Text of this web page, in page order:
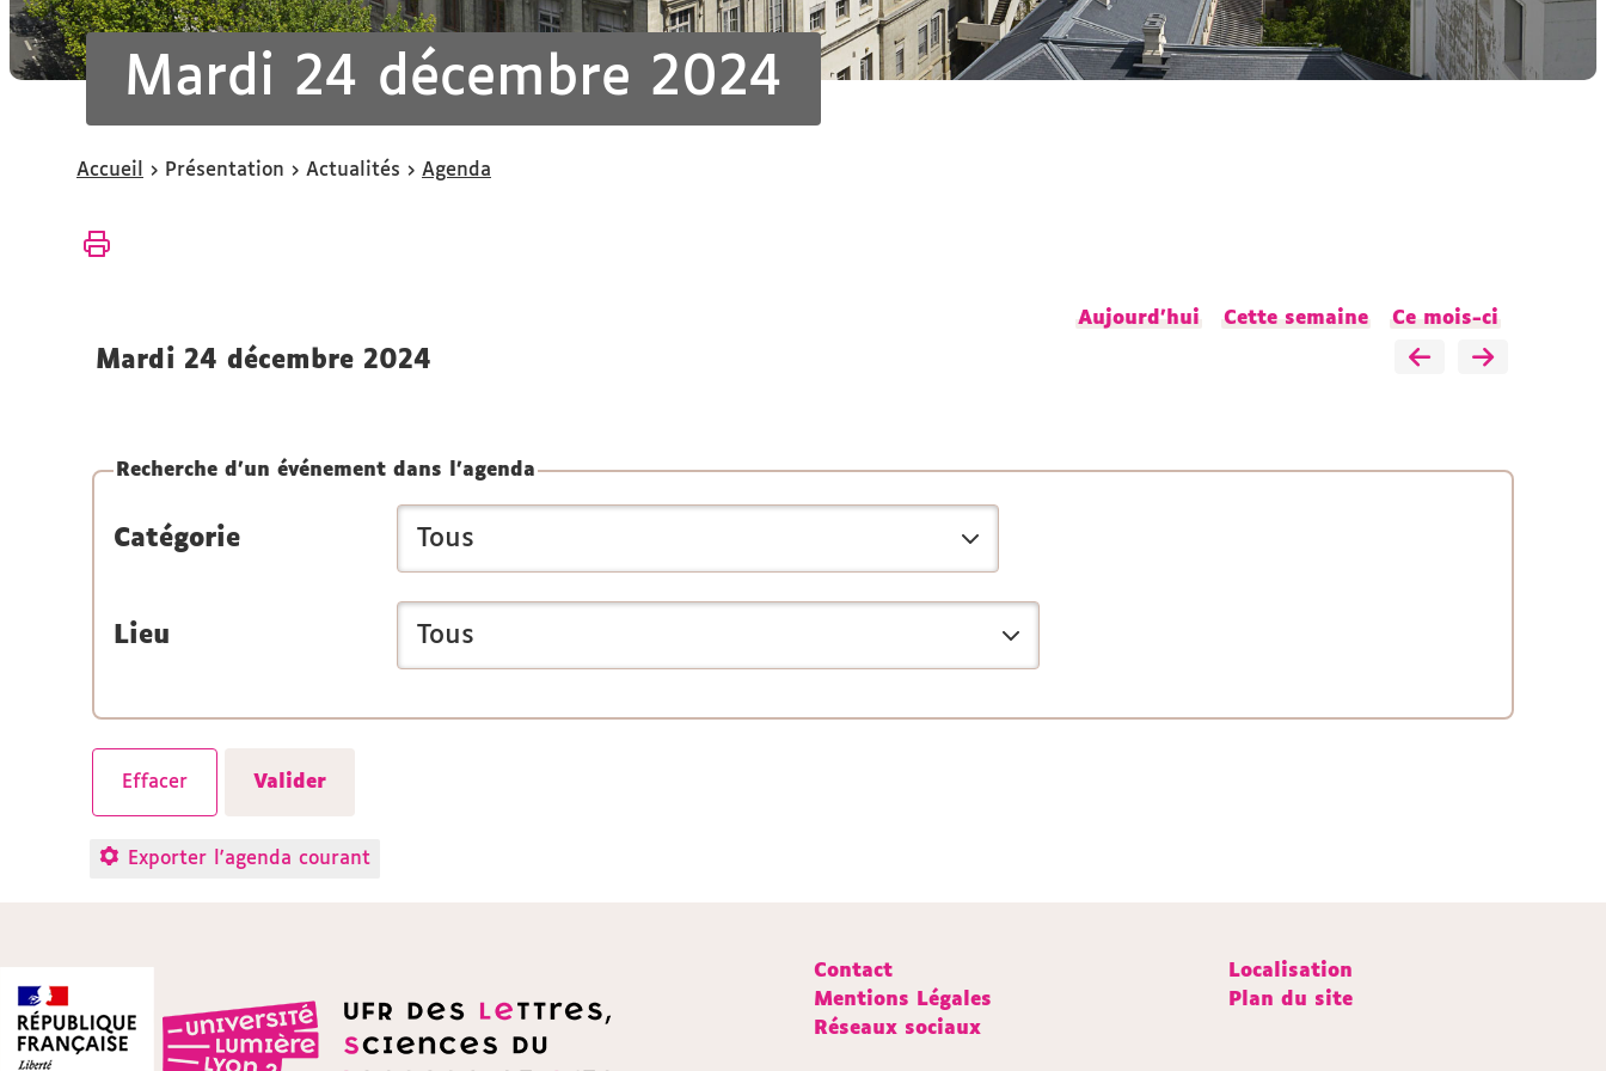
Mardi 24 décembre 2024
Vous
ici :
Accueil Présentation Actualités Agenda
Aujourd'hui Cette semaine Ce mois-ci
mardi 24 décembre 2024
Recherche d'un événement dans l'agenda
Catégorie
Lieu
Exporter l'agenda courant
Contact
Localisation
Mentions Légales
Plan du site
Réseaux sociaux